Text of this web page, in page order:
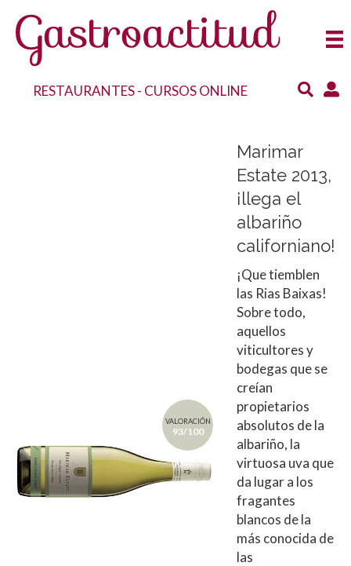
RESTAURANTES- CURSOS ONLINE
VALORACIÓN
93/100
Marimar
Estate 2013,
¡llega el
albariño
californiano!
¡Que tiemblen
las Rias Baixas!
Sobre todo,
aquellos
viticultores y
bodegas que se
creían
propietarios
absolutos de la
albariño, la
virtuosa uva que
da lugar a los
fragantes
blancos de la
más conocida de
las